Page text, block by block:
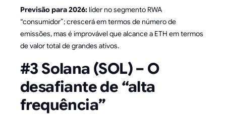
Previsão para 2026:líder no segmento RWA
“consumidor”; crescerá em termos de número de
emissões, mas é improvável que alcance a ETH em termos
de valor total de grandes ativos.
#3 Solana (SOL) – O
desafiante de “alta
frequência”